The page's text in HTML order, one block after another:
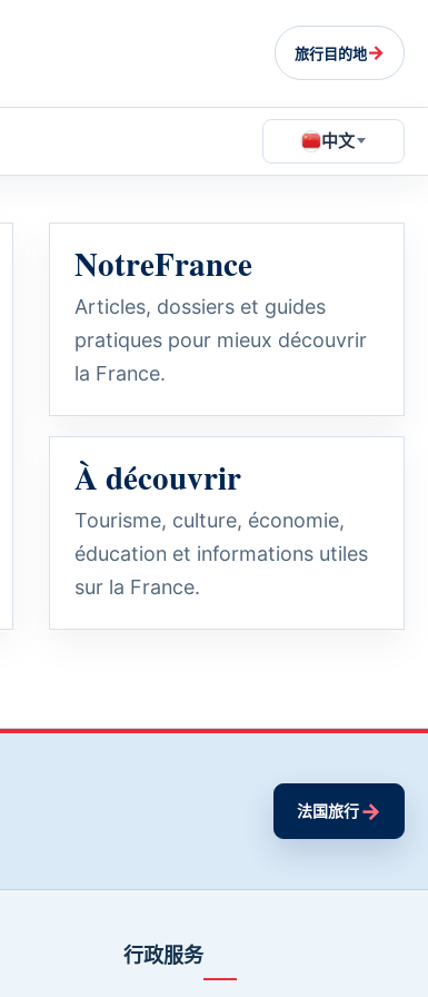
旅行目的地→
中文
NotreFrance
Articles, dossiers et guides
pratiques pour mieux découvrir
la France.
À découvrir
Tourisme, culture, économie,
éducation et informations utiles
sur la France.
法国旅行→
行政服务